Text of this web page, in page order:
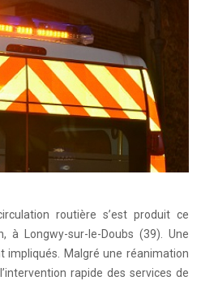
routière s’est produit ce
à Longwy-sur-le-Doubs (39). Une
impliqués. Malgré une réanimation
rapide des services de